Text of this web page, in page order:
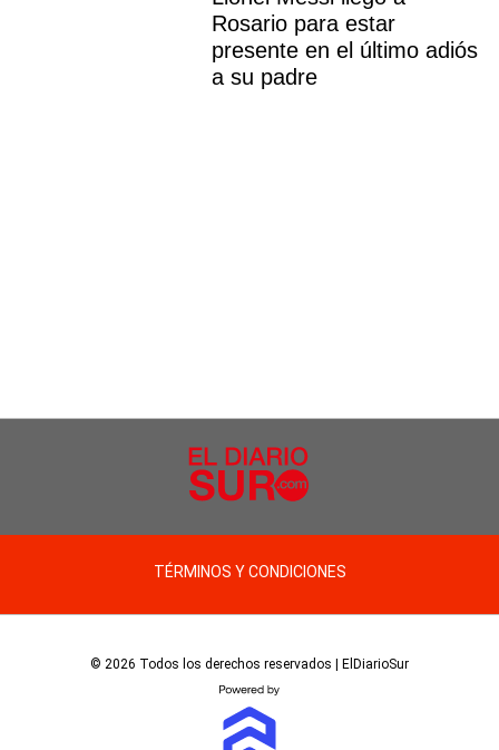
Rosario para estar
presente en el último adiós
a su padre
TÉRMINOS Y CONDICIONES
© 2026 Todos los derechos reservados | ElDiarioSur